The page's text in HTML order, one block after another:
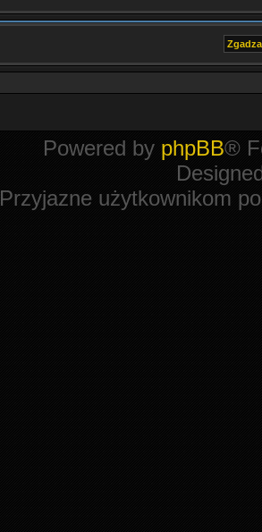
Powered by phpBB®
Przyjazne użytkownikom